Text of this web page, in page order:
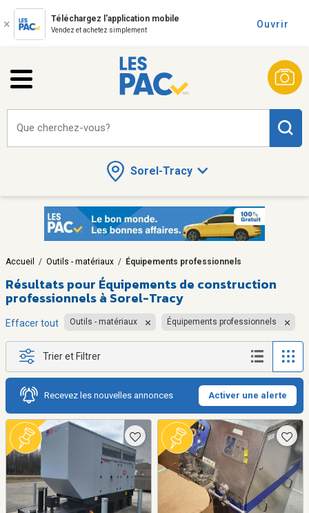
Téléchargez l'application mobile
Vendez et achetez simplement
Ouvrir
Sorel-Tracy
Que cherchez-vous?
Accueil / Outils - matériaux / Équipements professionnels
Résultats pour Équipements de construction
professionnels à Sorel-Tracy
Effacer tout Outils - matériaux Équipements professionnels
Trier et Filtrer
Recevez les nouvelles annonces Activer une alerte